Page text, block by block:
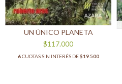
UN ÚNICO PLANETA
$117.000
6CUOTAS SIN INTERÉS DE$19.500